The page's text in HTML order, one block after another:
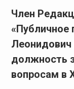
Член
«Публичное
Леонидович
должность
вопросам в